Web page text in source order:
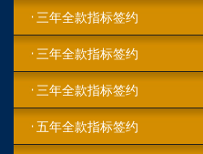
三年全款指标签约
三年全款指标签约
三年全款指标签约
五年全款指标签约